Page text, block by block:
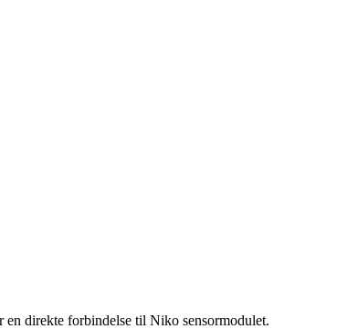
direkte forbindelse til Niko sensormodulet.